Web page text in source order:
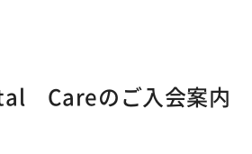
Careのご入会案内